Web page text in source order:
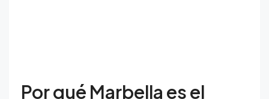
Por qué Marbella es el